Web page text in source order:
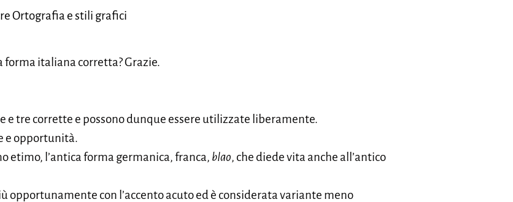
Ortografia e stili grafici
forma italiana corretta? Grazie.
e tre corrette e possono dunque essere utilizzate liberamente.
e opportunità.
etimo, l’antica forma germanica, franca, blao, che diede vita anche all’antico
opportunamente con l’accento acuto ed è considerata variante meno